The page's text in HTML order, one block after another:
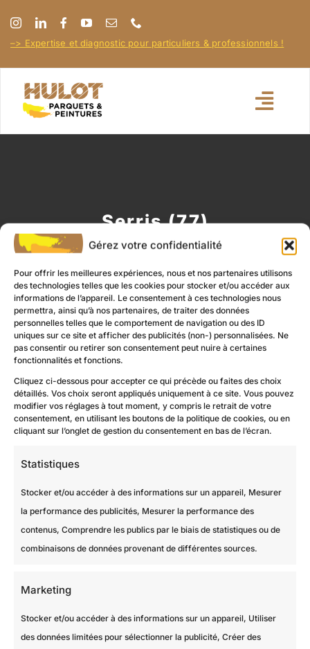
Gérez votre confidentialité
Pour offrir les meilleures expériences, nous et nos partenaires utilisons
des technologies telles que les cookies pour stocker et/ou accéder aux
informations de l’appareil. Le consentement à ces technologies nous
permettra, ainsi qu’à nos partenaires, de traiter des données
personnelles telles que le comportement de navigation ou des ID
uniques sur ce site et afficher des publicités (non-) personnalisées. Ne
pas consentir ou retirer son consentement peut nuire à certaines
fonctionnalités et fonctions.
Cliquez ci-dessous pour accepter ce qui précède ou faites des choix
détaillés. Vos choix seront appliqués uniquement à ce site. Vous pouvez
modifier vos réglages à tout moment, y compris le retrait de votre
consentement, en utilisant les boutons de la politique de cookies, ou en
cliquant sur l’onglet de gestion du consentement en bas de l’écran.
Statistiques
Stocker et/ou accéder à des informations sur un appareil, Mesurer
la performance des publicités, Mesurer la performance des
contenus, Comprendre les publics par le biais de statistiques ou de
combinaisons de données provenant de différentes sources.
Marketing
Stocker et/ou accéder à des informations sur un appareil, Utiliser
des données limitées pour sélectionner la publicité, Créer des
–> Expertise et diagnostic pour particuliers & professionnels !
Nos réalisations
Nos conseils
Contact
Serris (77)